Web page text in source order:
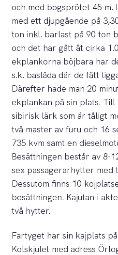
och med bogsprötet 45 m.
med ett djupgående på
ton inkl. barlast på 90 ton
och det har gått åt cirka
ekplankorna böjbara har
s.k. baslåda där de fått
Därefter hade man 20
ekplankan på sin plats. Till
sibirisk lärk som är tåligt
två master av furu och 16
735 kvm samt en
Besättningen består av 8-
sex passagerarhytter med
Dessutom finns 10
besättningen. Kajutan i
två hytter.
Fartyget har sin kajplats
Kolskjulet med adress